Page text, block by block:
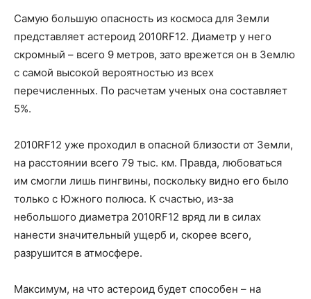
Самую большую опасность из космоса для Земли
представляет астероид 2010RF12. Диаметр у него
скромный – всего 9 метров, зато врежется он в Землю
с самой высокой вероятностью из всех
перечисленных. По расчетам ученых она составляет
5%.
2010RF12 уже проходил в опасной близости от Земли,
на расстоянии всего 79 тыс. км. Правда, любоваться
им смогли лишь пингвины, поскольку видно его было
только с Южного полюса. К счастью, из-за
небольшого диаметра 2010RF12 вряд ли в силах
нанести значительный ущерб и, скорее всего,
разрушится в атмосфере.
Максимум, на что астероид будет способен – на